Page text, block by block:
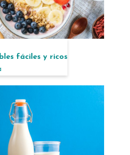
fáciles y ricos